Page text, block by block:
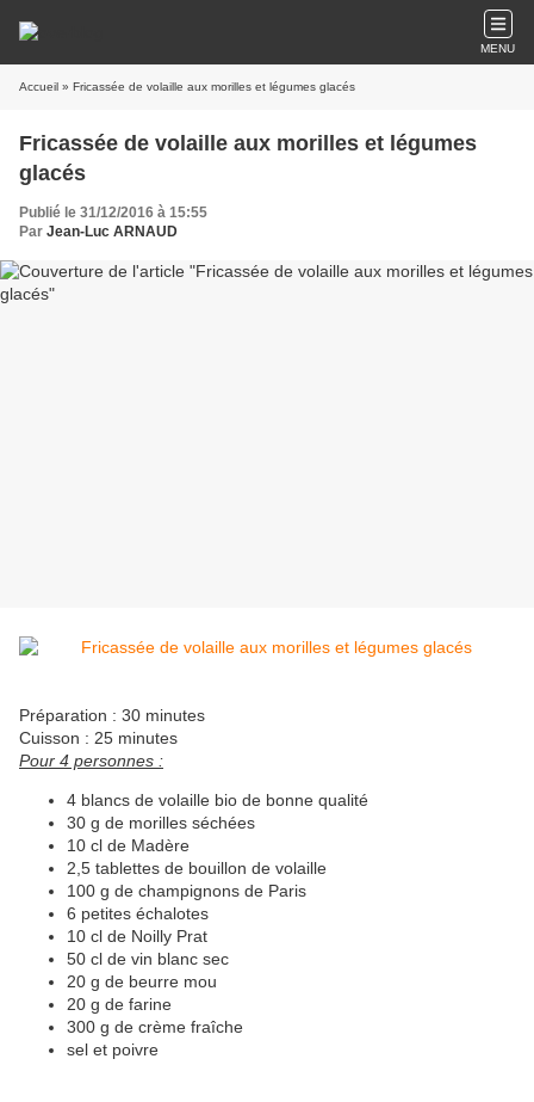
MENU
Accueil » Fricassée de volaille aux morilles et légumes glacés
Fricassée de volaille aux morilles et légumes
glacés
Publié le 31/12/2016 à 15:55
Par Jean-Luc ARNAUD
Préparation : 30 minutes
Cuisson : 25 minutes
Pour 4 personnes :
4 blancs de volaille bio de bonne qualité
30 g de morilles séchées
10 cl de Madère
2,5 tablettes de bouillon de volaille
100 g de champignons de Paris
6 petites échalotes
10 cl de Noilly Prat
50 cl de vin blanc sec
20 g de beurre mou
20 g de farine
300 g de crème fraîche
sel et poivre